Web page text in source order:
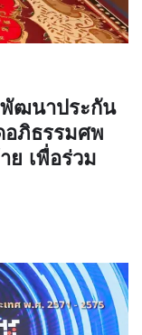
พัฒนาประกัน
อภิธรรมศพ
ย เพื่อร่วม